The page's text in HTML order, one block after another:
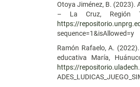
Otoya Jiménez, B. (2023).
– La Cruz, Región
https://
sequence=1&isAllowed=y
Ramón Rafaelo, A.
educativa María,
https://